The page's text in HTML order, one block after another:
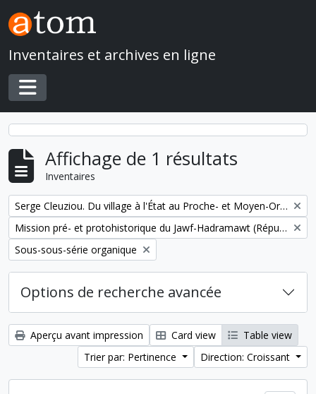
Skip to main content
Inventaires et archives en ligne
Toggle navigation
Affichage de 1 résultats
Inventaires
Remove filter:
Serge Cleuziou. Du village à l'État au Proche- et Moyen-Orient
Remove filter:
Mission pré- et protohistorique du Jawf-Hadramawt (République du Yémen)
Remove filter:
Sous-sous-série organique
Options de recherche avancée
Aperçu avant impression Card view
Table view
Trier par: Pertinence
Direction: Croissant